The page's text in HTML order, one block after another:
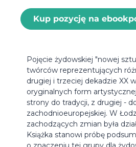
Kup pozycję na
Pojęcie żydowskiej "nowej
twórców reprezentujących
drugiej i trzeciej dekadzie XX
oryginalnych form
strony do tradycji, z drugiej -
zachodnioeuropejskiej. W
zachodzących zmian była
Książka stanowi próbę